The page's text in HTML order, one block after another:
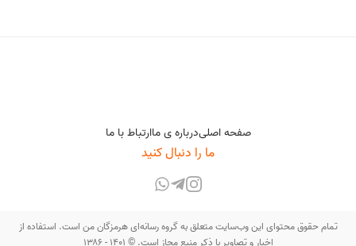
صفحه اصلیدرباره ی ماارتباط با ما
ما را دنبال کنید
تمام حقوق محتوای این وب‌سایت متعلق به گروه رسانه‌ای هرمزگان من است. استفاده از
اخبار و تصاویر با ذکر منبع مجاز است. © ۱۴۰۱ - ۱۳۸۶